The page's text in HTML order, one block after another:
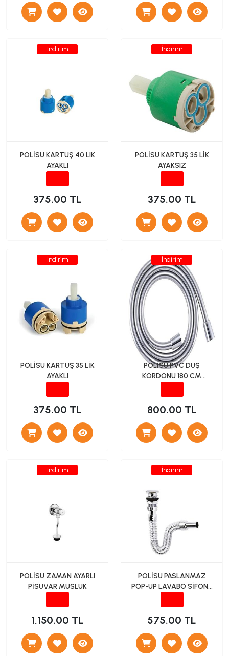
İndirim
POLİSU KARTUŞ 40 LIK
AYAKLI
375.00 TL
İndirim
POLİSU KARTUŞ 35 LİK
AYAKSIZ
375.00 TL
İndirim
POLİSU KARTUŞ 35 LİK
AYAKLI
375.00 TL
İndirim
POLİSU PVC DUŞ
KORDONU 180 CM
800.00 TL
İndirim
POLİSU ZAMAN AYARLI
PİSUVAR MUSLUK
1,150.00 TL
İndirim
POLİSU PASLANMAZ
POP-UP LAVABO SİFONU
575.00 TL